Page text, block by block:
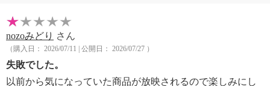
nozoみどり さん
（購入日： 2026/07/11 | 公開日： 2026/07/27 ）
失敗でした。
以前から気になっていた商品が放映されるので楽しみにし